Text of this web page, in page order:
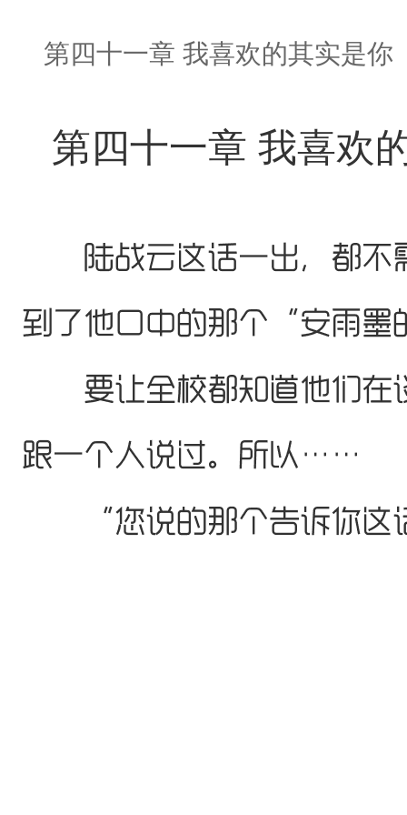
第四十一章 我喜欢的其实是你
第四十一章 我喜欢